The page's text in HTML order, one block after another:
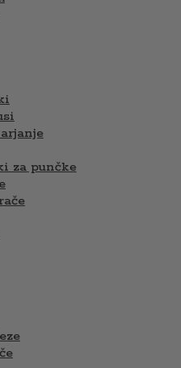
za punčke